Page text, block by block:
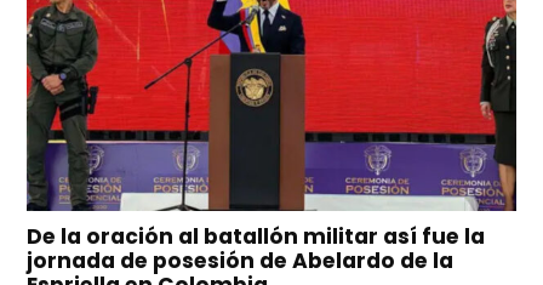
De la oración al batallón militar así fue la
jornada de posesión de Abelardo de la